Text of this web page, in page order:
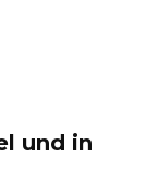
und in